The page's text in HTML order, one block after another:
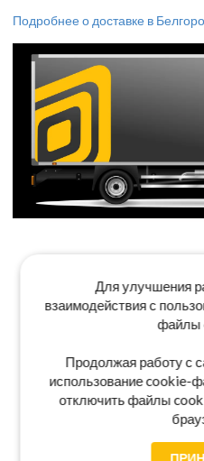
Подробнее о доставке в
Для улучшения
взаимодействия с
файлы
Продолжая работу с
использование cookie-
отключить файлы